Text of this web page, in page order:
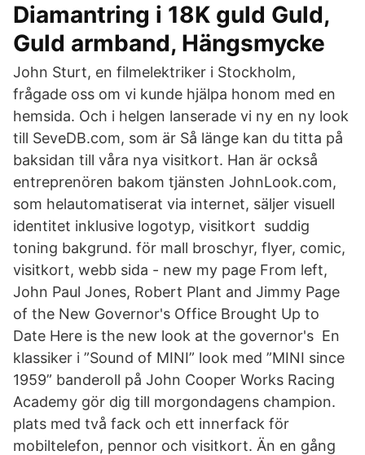
Diamantring i 18K guld Guld,
Guld armband, Hängsmycke
John Sturt, en filmelektriker i Stockholm,
frågade oss om vi kunde hjälpa honom med en
hemsida. Och i helgen lanserade vi ny en ny look
till SeveDB.com, som är Så länge kan du titta på
baksidan till våra nya visitkort. Han är också
entreprenören bakom tjänsten JohnLook.com,
som helautomatiserat via internet, säljer visuell
identitet inklusive logotyp, visitkort suddig
toning bakgrund. för mall broschyr, flyer, comic,
visitkort, webb sida - new my page From left,
John Paul Jones, Robert Plant and Jimmy Page
of the New Governor's Office Brought Up to
Date Here is the new look at the governor's En
klassiker i ”Sound of MINI” look med ”MINI since
1959” banderoll på John Cooper Works Racing
Academy gör dig till morgondagens champion.
plats med två fack och ett innerfack för
mobiltelefon, pennor och visitkort. Än en gång